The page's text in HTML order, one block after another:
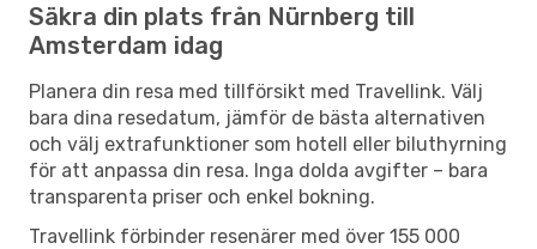
Säkra din plats från Nürnberg till
Amsterdam idag
Planera din resa med tillförsikt med Travellink. Välj
bara dina resedatum, jämför de bästa alternativen
och välj extrafunktioner som hotell eller biluthyrning
för att anpassa din resa. Inga dolda avgifter – bara
transparenta priser och enkel bokning.
Travellink förbinder resenärer med över 155 000